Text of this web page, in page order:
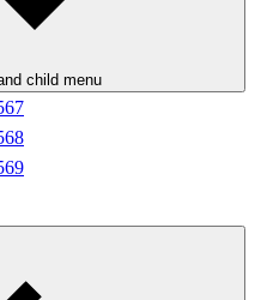
child menu